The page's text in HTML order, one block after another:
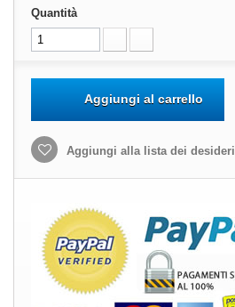
Quantità
Aggiungi al carrello
Aggiungi alla lista dei desideri